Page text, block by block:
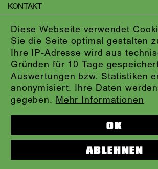
Diese Webseite verwendet
Sie die Seite optimal gestalten
Ihre IP-Adresse wird aus
Gründen für 10 Tage
Auswertungen bzw. Statistiken
anonymisiert. Ihre Daten
gegeben. Mehr Informationen
OK
ABLEHNEN
KONTAKT
PRESSE
NEWSLETTER
AUDIOFORMATE
KARTENTELEFON:069.212.49.49.4